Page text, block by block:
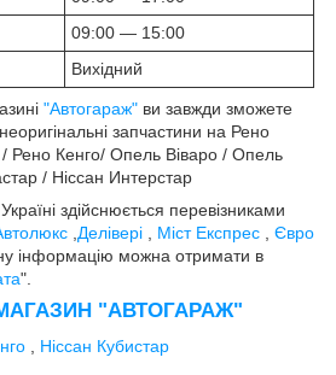
09:00 — 15:00
Вихідний
"Автогараж" ви завжди зможете
запчастини на Рено
Рено Кенго/ Опель Віваро / Опель
/ Ніссан Интерстар
здійснюється перевізниками
Делівері Міст Експрес
Євро
інформацію можна отримати в
".
"АВТОГАРАЖ"
, Ніссан Кубистар